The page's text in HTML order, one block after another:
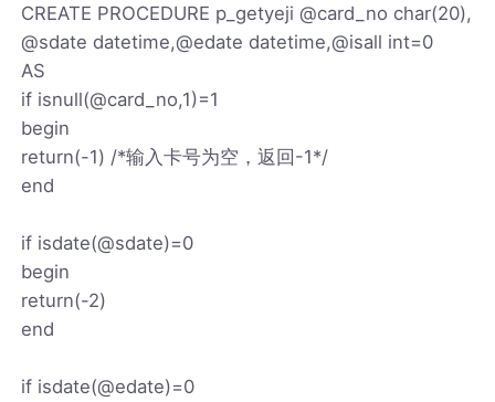
CREATE PROCEDURE p_getyeji @card_no char(20),
@sdate datetime,@edate datetime,@isall int=0
AS
if isnull(@card_no,1)=1
begin
return(-1) /*输入卡号为空，返回-1*/
end
if isdate(@sdate)=0
begin
return(-2)
end
if isdate(@edate)=0